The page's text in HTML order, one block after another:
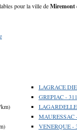
pour la ville deMiremont
LAGRACE
GREPIAC -
MAURESSAC
VENERQUE -